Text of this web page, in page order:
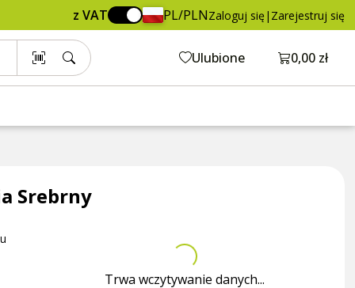
z VAT PL/PLNZaloguj się | Zarejestruj się
Ulubione Otwórz
0,00 zł
21,61 zł
brutto / szt. Dodaj do koszyka
Srebrny
Trwa wczytywanie danych...